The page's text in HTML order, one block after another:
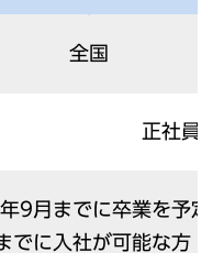
全国
正社員
9月までに卒業を予定
でに入社が可能な方